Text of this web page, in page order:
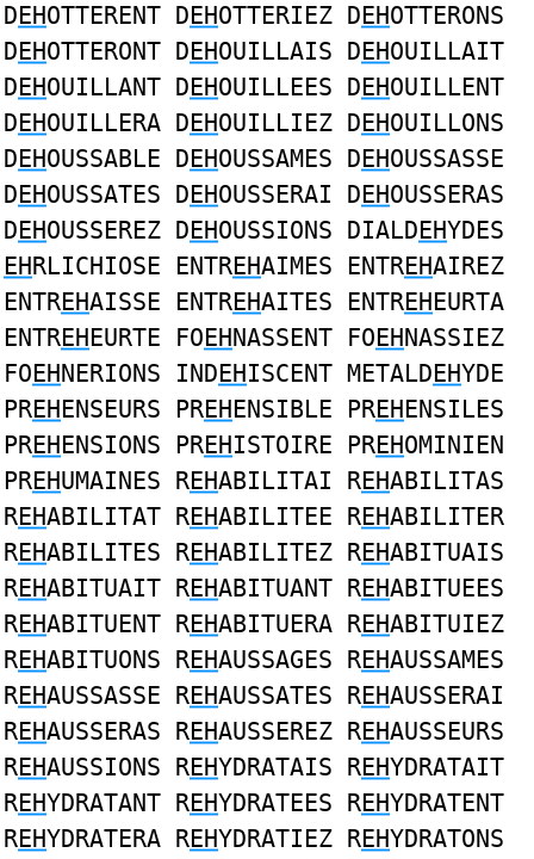
DEHOTTERENT DEHOTTERIEZ DEHOTTERONS
DEHOTTERONT DEHOUILLAIS DEHOUILLAIT
DEHOUILLANT DEHOUILLEES DEHOUILLENT
DEHOUILLERA DEHOUILLIEZ DEHOUILLONS
DEHOUSSABLE DEHOUSSAMES DEHOUSSASSE
DEHOUSSATES DEHOUSSERAI DEHOUSSERAS
DEHOUSSEREZ DEHOUSSIONS DIALDEHYDES
EHRLICHIOSE ENTREHAIMES ENTREHAIREZ
ENTREHAISSE ENTREHAITES ENTREHEURTA
ENTREHEURTE FOEHNASSENT FOEHNASSIEZ
FOEHNERIONS INDEHISCENT METALDEHYDE
PREHENSEURS PREHENSIBLE PREHENSILES
PREHENSIONS PREHISTOIRE PREHOMINIEN
PREHUMAINES REHABILITAI REHABILITAS
REHABILITAT REHABILITEE REHABILITER
REHABILITES REHABILITEZ REHABITUAIS
REHABITUAIT REHABITUANT REHABITUEES
REHABITUENT REHABITUERA REHABITUIEZ
REHABITUONS REHAUSSAGES REHAUSSAMES
REHAUSSASSE REHAUSSATES REHAUSSERAI
REHAUSSERAS REHAUSSEREZ REHAUSSEURS
REHAUSSIONS REHYDRATAIS REHYDRATAIT
REHYDRATANT REHYDRATEES REHYDRATENT
REHYDRATERA REHYDRATIEZ REHYDRATONS